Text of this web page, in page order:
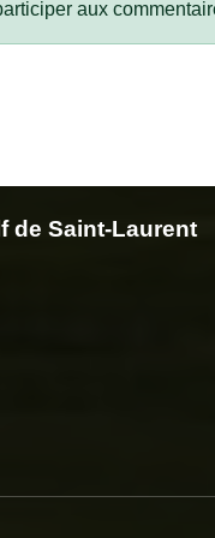
aux
de Saint-Laurent